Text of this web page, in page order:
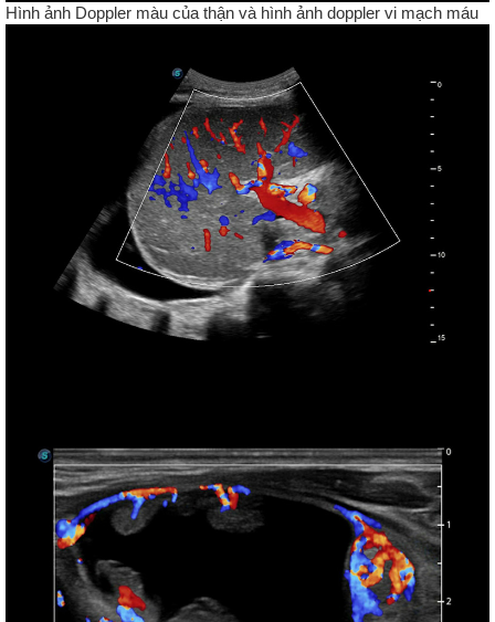
Hình ảnh Doppler màu của thận và hình ảnh doppler vi mạch máu